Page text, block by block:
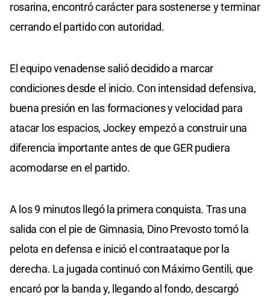
rosarina, encontró carácter para sostenerse y terminar
cerrando el partido con autoridad.
El equipo venadense salió decidido a marcar
condiciones desde el inicio. Con intensidad defensiva,
buena presión en las formaciones y velocidad para
atacar los espacios, Jockey empezó a construir una
diferencia importante antes de que GER pudiera
acomodarse en el partido.
A los 9 minutos llegó la primera conquista. Tras una
salida con el pie de Gimnasia, Dino Prevosto tomó la
pelota en defensa e inició el contraataque por la
derecha. La jugada continuó con Máximo Gentili, que
encaró por la banda y, llegando al fondo, descargó